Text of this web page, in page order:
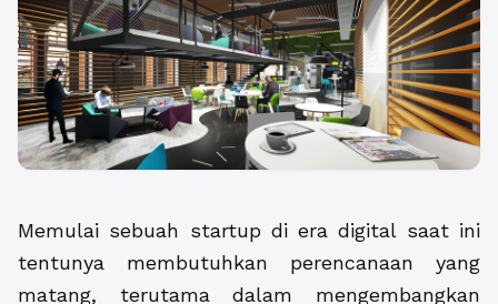
Memulai sebuah startup di era digital saat ini
tentunya membutuhkan perencanaan yang
matang, terutama dalam mengembangkan